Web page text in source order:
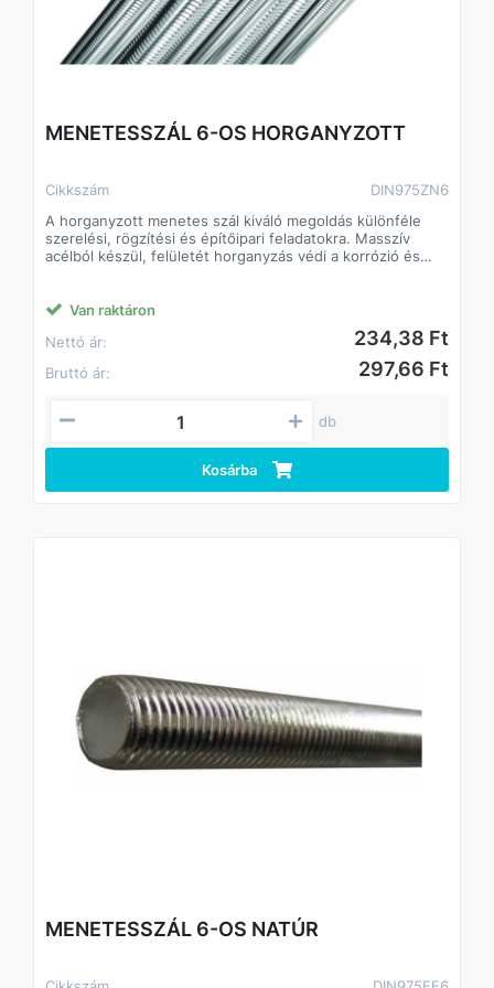
MENETESSZÁL 6-OS HORGANYZOTT
Cikkszám
DIN975ZN6
A horganyzott menetes szál kiváló megoldás különféle
szerelési, rögzítési és építőipari feladatokra. Masszív
acélból készül, felületét horganyzás védi a korrózió és
átmérőkben érhető el, kompatibilis szabványos anyákkal
Jellemzők:
• Kül- és beltéri használatra egyaránt alkalmas
• Széles méretválaszték: különböző hosszúságok és
átmérők
Van raktáron
Nettó ár:
234,38 Ft
Bruttó ár: 297,66 Ft
db
Kosárba
MENETESSZÁL 6-OS NATÚR